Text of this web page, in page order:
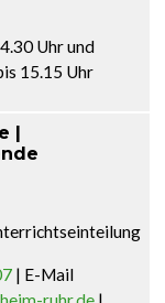
Uhr und
15.15 Uhr
|
| E-Mail